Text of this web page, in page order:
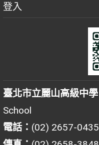
登入
臺北市立麗山高級中學
School
電話： (02) 2657-0435